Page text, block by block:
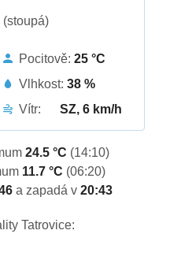
(stoupá)
Pocitově:25 °C
Vlhkost:38 %
Vítr:
SZ, 6 km/h
24.5 °C (14:10)
11.7 °C (06:20)
a zapadá v20:43
Tatrovice: